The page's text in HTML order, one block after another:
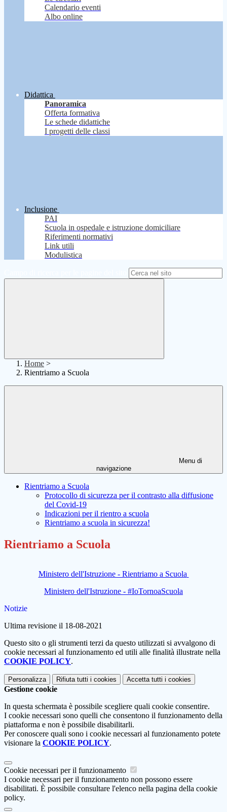
Calendario eventi
Albo online
Didattica
Panoramica
Offerta formativa
Le schede didattiche
I progetti delle classi
Inclusione
PAI
Scuola in ospedale e istruzione domiciliare
Riferimenti normativi
Link utili
Modulistica
Home >
Rientriamo a Scuola
Menu di
navigazione
Rientriamo a Scuola
Protocollo di sicurezza per il contrasto alla diffusione
del Covid-19
Indicazioni per il rientro a scuola
Rientriamo a scuola in sicurezza!
Rientriamo a Scuola
Ministero dell'Istruzione - Rientriamo a Scuola
Ministero dell'Istruzione - #IoTornoaScuola
Notizie
Ultima revisione il 18-08-2021
Questo sito o gli strumenti terzi da questo utilizzati si avvalgono di
cookie necessari al funzionamento ed utili alle finalità illustrate nella
COOKIE POLICY.
Personalizza Rifiuta tutti i cookies Accetta tutti i cookies
Gestione cookie
In questa schermata è possibile scegliere quali cookie consentire.
I cookie necessari sono quelli che consentono il funzionamento della
piattaforma e non è possibile disabilitarli.
Per conoscere quali sono i cookie necessari al funzionamento potete
visionare la COOKIE POLICY.
Cookie necessari per il funzionamento
I cookie necessari per il funzionamento non possono essere
disabilitati. È possibile consultare l'elenco nella pagina della cookie
policy.